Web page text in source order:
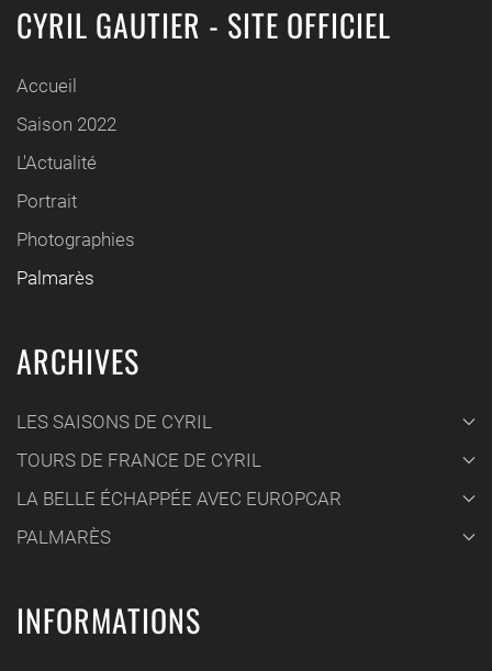
CYRIL GAUTIER - SITE OFFICIEL
Accueil
Saison 2022
L'Actualité
Portrait
Photographies
Palmarès
ARCHIVES
LES SAISONS DE CYRIL
TOURS DE FRANCE DE CYRIL
LA BELLE ÉCHAPPÉE AVEC EUROPCAR
PALMARÈS
INFORMATIONS